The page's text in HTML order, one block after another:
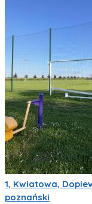
1, Kwiatowa,
poznański